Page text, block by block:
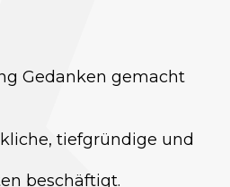
Gedanken gemacht
tiefgründige und
beschäftigt.